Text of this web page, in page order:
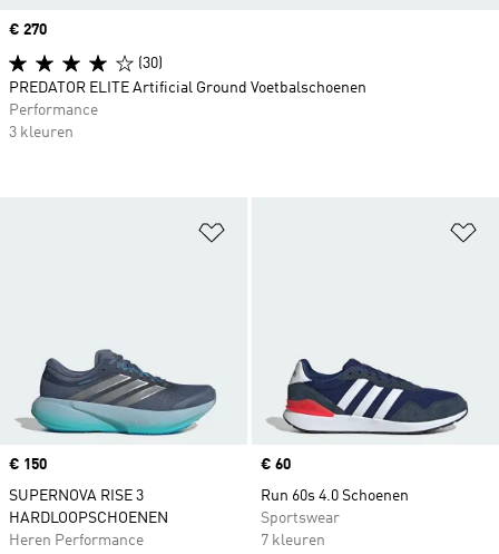
Price
€ 150
SUPERNOVA RISE 3
HARDLOOPSCHOENEN
Heren Performance
Price
€ 60
Run 60s 4.0 Schoenen
Sportswear
7 kleuren
Price
€ 270
(30)
PREDATOR ELITE Artificial Ground Voetbalschoenen
Performance
3 kleuren